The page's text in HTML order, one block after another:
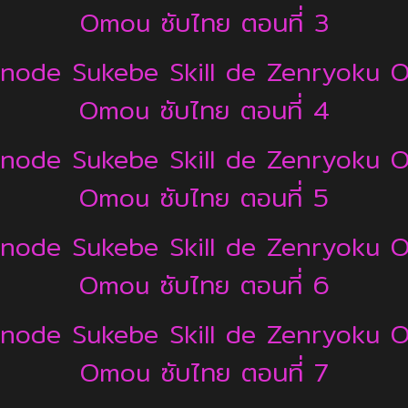
Omou ซับไทย ตอนที่ 3
Sukebe Skill de Zenryoku
Omou ซับไทย ตอนที่ 4
Sukebe Skill de Zenryoku
Omou ซับไทย ตอนที่ 5
Sukebe Skill de Zenryoku
Omou ซับไทย ตอนที่ 6
Sukebe Skill de Zenryoku
Omou ซับไทย ตอนที่ 7